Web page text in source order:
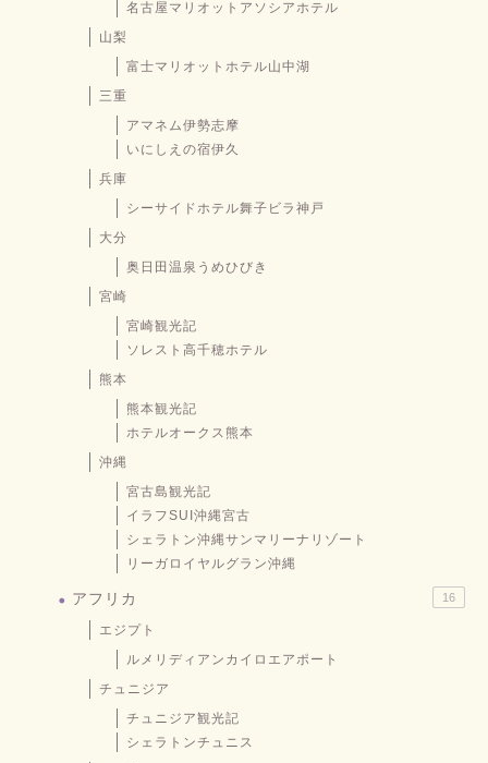
名古屋マリオットアソシアホテル
山梨
富士マリオットホテル山中湖
三重
アマネム伊勢志摩
いにしえの宿伊久
兵庫
シーサイドホテル舞子ビラ神戸
大分
奥日田温泉うめひびき
宮崎
宮崎観光記
ソレスト高千穂ホテル
熊本
熊本観光記
ホテルオークス熊本
沖縄
宮古島観光記
イラフSUI沖縄宮古
シェラトン沖縄サンマリーナリゾート
リーガロイヤルグラン沖縄
アフリカ 16
エジプト
ルメリディアンカイロエアポート
チュニジア
チュニジア観光記
シェラトンチュニス